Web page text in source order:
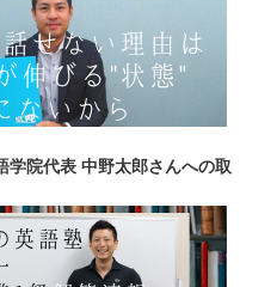
院代表 中野太郎さんへの取